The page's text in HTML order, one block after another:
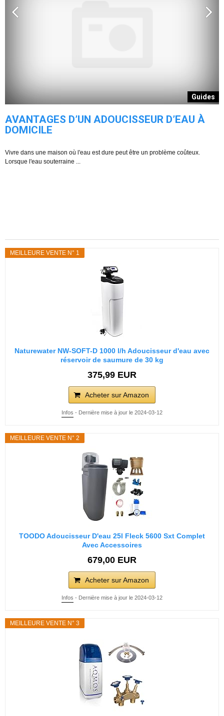
Guides
AVANTAGES D’UN ADOUCISSEUR D’EAU À
DOMICILE
Vivre dans une maison où l'eau est dure peut être un problème coûteux.
Lorsque l'eau souterraine ...
MEILLEURE VENTE N° 1
Naturewater NW-SOFT-D 1000 l/h Adoucisseur d'eau avec
réservoir de saumure de 30 kg
375,99 EUR
Acheter sur Amazon
Infos - Dernière mise à jour le 2024-03-12
MEILLEURE VENTE N° 2
TOODO Adoucisseur D'eau 25l Fleck 5600 Sxt Complet
Avec Accessoires
679,00 EUR
Acheter sur Amazon
Infos - Dernière mise à jour le 2024-03-12
MEILLEURE VENTE N° 3